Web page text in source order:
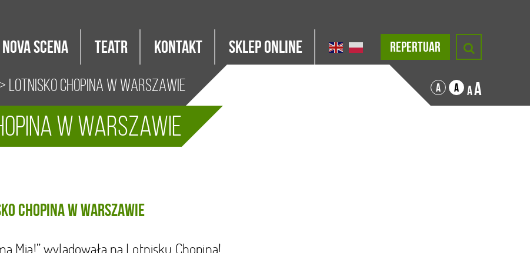
Nova Scena Teatr Kontakt Sklep Online REPERTUAR
> Lotnisko Chopina w Warszawie A A AA
w Warszawie
Chopina w Warszawie
Mia!” wylądowała na Lotnisku Chopina!